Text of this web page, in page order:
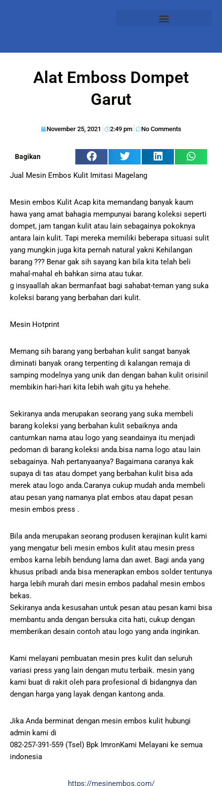
Alat Emboss Dompet
Garut
November 25, 2021 2:49 pm No Comments
Bagikan
Jual Mesin Embos Kulit Imitasi Magelang
Mesin embos Kulit Acap kita memandang banyak kaum
hawa yang amat bahagia mempunyai barang koleksi seperti
dompet, jam tangan kulit atau lain sebagainya pokoknya
antara lain kulit. Tapi mereka memiliki beberapa situasi sulit
yang mungkin juga kita pernah natural yakni Kehilangan
barang ??? Benar gak sih sayang kan bila kita telah beli
mahal-mahal eh bahkan sirna atau tukar.
g insyaallah akan bermanfaat bagi sahabat-teman yang suka
koleksi barang yang berbahan dari kulit.
Mesin Hotprint
Memang sih barang yang berbahan kulit sangat banyak
diminati banyak orang terpenting di kalangan remaja di
samping modelnya yang unik dan dengan bahan kulit orisinil
membikin hari-hari kita lebih wah gitu ya hehehe.
Sekiranya anda merupakan seorang yang suka membeli
barang koleksi yang berbahan kulit sebaiknya anda
cantumkan nama atau logo yang seandainya itu menjadi
pedoman di barang koleksi anda.bisa nama logo atau lain
sebagainya. Nah pertanyaanya? Bagaimana caranya kak
supaya di tas atau dompet yang berbahan kulit bisa ada
merek atau logo anda.Caranya cukup mudah anda membeli
atau pesan yang namanya plat embos atau dapat pesan
mesin embos press .
Bila anda merupakan seorang produsen kerajinan kulit kami
yang mengatur beli mesin embos kulit atau mesin press
embos karna lebih bendung lama dan awet. Bagi anda yang
khusus pribadi anda bisa menerapkan embos solder tentunya
harga lebih murah dari mesin embos padahal mesin embos
bekas.
Sekiranya anda kesusahan untuk pesan atau pesan kami bisa
membantu anda dengan bersuka cita hati, cukup dengan
memberikan desain contoh atau logo yang anda inginkan.
Kami melayani pembuatan mesin pres kulit dan seluruh
variasi press yang lain dengan mutu terbaik. mesin yang
kami buat di rakit oleh para profesional di bidangnya dan
dengan harga yang layak dengan kantong anda.
Jika Anda berminat dengan mesin embos kulit hubungi
admin kami di
082-257-391-559 (Tsel) Bpk ImronKami Melayani ke semua
indonesia
https://mesinembos.com/